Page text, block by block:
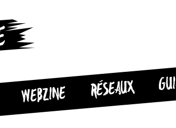
WEBZINE RÉSEAUX